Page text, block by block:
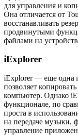
для управления и
Она отличается от
восстанавливать
продвинутыми
файлами на
iExplorer
iExplorer — еще одна
позволяет
компьютер. Однако
функционале, по
проста в
на передаче музыки,
управление